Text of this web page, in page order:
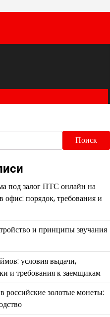
Поиск
под залог ПТС онлайн на
офис: порядок, требования и
и принципы звучания
условия выдачи,
и требования к заемщикам
российские золотые монеты: